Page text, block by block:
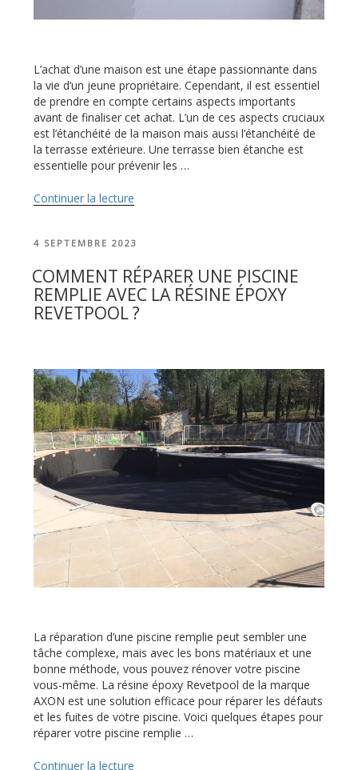
L’achat d’une maison est une étape passionnante dans
la vie d’un jeune propriétaire. Cependant, il est essentiel
de prendre en compte certains aspects importants
avant de finaliser cet achat. L’un de ces aspects cruciaux
est l’étanchéité de la maison mais aussi l’étanchéité de
la terrasse extérieure. Une terrasse bien étanche est
essentielle pour prévenir les …
Continuer la lecture
de
terrasse
extérieure
est
importante
maison
? »
PUBLIÉ
4 SEPTEMBRE 2023
COMMENT RÉPARER UNE PISCINE
REMPLIE AVEC LA RÉSINE ÉPOXY
REVETPOOL ?
La réparation d’une piscine remplie peut sembler une
tâche complexe, mais avec les bons matériaux et une
bonne méthode, vous pouvez rénover votre piscine
vous-même. La résine époxy Revetpool de la marque
AXON est une solution efficace pour réparer les défauts
et les fuites de votre piscine. Voici quelques étapes pour
réparer votre piscine remplie …
Continuer la lecture